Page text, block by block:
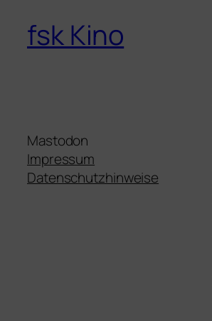
fsk Kino
Mastodon
Impressum
Datenschutzhinweise